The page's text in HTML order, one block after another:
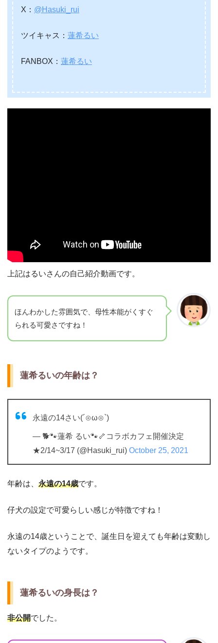
X： @Hasuki_rui
ツイキャス： 蓮希るい
FANBOX： 蓮希るい
上記はるいさんの自己紹介動画です。
ほんわかした雰囲気で、母性本能がくすぐ
られる可愛さですね！
蓮希るいの年齢は？
永遠の14さい(´⊙ω⊙`)
— 🐕🐾蓮希 るい🐾🦴コラボカフェ開催決定
★2/14~3/17 (@Hasuki_rui) October 25, 2021
年齢は、 永遠の14歳です。
仔犬の設定で可愛らしい感じが特徴ですね！
永遠の14歳ということで、誕生日を迎えても年齢は変動し
ないタイプのようです。
蓮希るいの身長は？
非公開でした。